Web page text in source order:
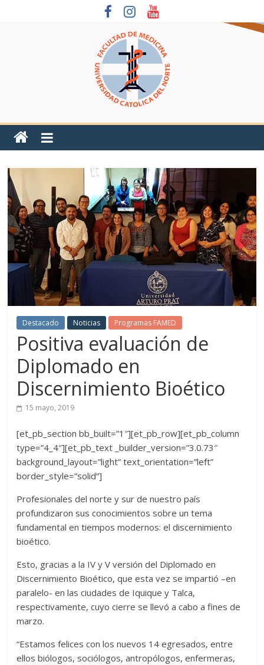
Destacado Noticias Programas FAMED
Positiva evaluación de
Diplomado en
Discernimiento Bioético
15 mayo, 2019
[et_pb_section bb_built=”1″][et_pb_row][et_pb_column
type=”4_4″][et_pb_text _builder_version=”3.0.73″
background_layout=”light” text_orientation=”left”
border_style=”solid”]
Profesionales del norte y sur de nuestro país
profundizaron sus conocimientos sobre un tema
fundamental en tiempos modernos: el discernimiento
bioético.
Esto, gracias a la IV y V versión del Diplomado en
Discernimiento Bioético, que esta vez se impartió –en
paralelo- en las ciudades de Iquique y Talca,
respectivamente, cuyo cierre se llevó a cabo a fines de
marzo.
“Estamos felices con los nuevos 14 egresados, entre
ellos biólogos, sociólogos, antropólogos, enfermeras,